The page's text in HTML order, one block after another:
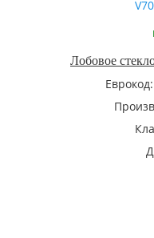
Лобовое